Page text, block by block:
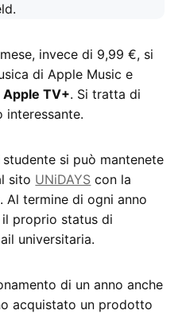
invece di 9,99 €, si
di Apple Music e
TV+. Si tratta di
interessante.
si può mantenete
sito UNiDAYS con la
Al termine di ogni anno
proprio status di
universitaria.
di un anno anche
acquistato un prodotto